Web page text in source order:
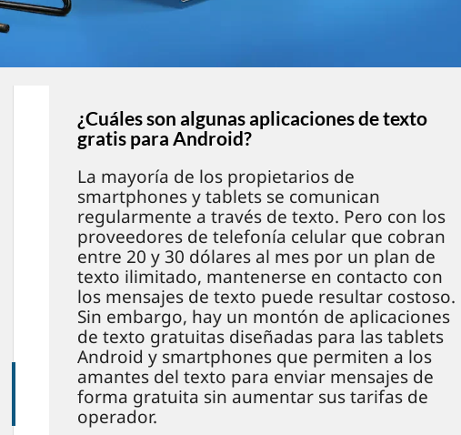
¿Cuáles son algunas aplicaciones de texto
gratis para Android?
La mayoría de los propietarios de
smartphones y tablets se comunican
regularmente a través de texto. Pero con los
proveedores de telefonía celular que cobran
entre 20 y 30 dólares al mes por un plan de
texto ilimitado, mantenerse en contacto con
los mensajes de texto puede resultar costoso.
Sin embargo, hay un montón de aplicaciones
de texto gratuitas diseñadas para las tablets
Android y smartphones que permiten a los
amantes del texto para enviar mensajes de
forma gratuita sin aumentar sus tarifas de
operador.